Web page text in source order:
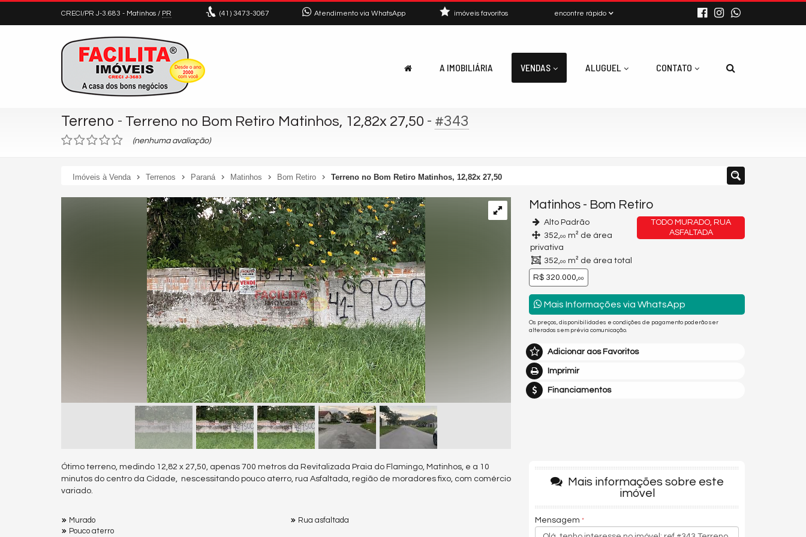
CRECI/PR J-3.683 - Matinhos / PR (41) 3473-3067 Atendimento via WhatsApp encontre rápido
imóveis favoritos
A IMOBILIÁRIA VENDAS ALUGUEL CONTATO
Terreno - Terreno no Bom Retiro Matinhos, 12,82x 27,50 - #343
(nenhuma avaliação)
Imóveis à Venda Terrenos Paraná Matinhos Bom Retiro Terreno no Bom Retiro Matinhos, 12,82x 27,50
Matinhos - Bom Retiro
TODO MURADO, RUA
ASFALTADA
Alto Padrão
352,00 m² de área
privativa
352,00 m² de área total
R$ 320.000,00
Mais Informações via WhatsApp
Os preços, disponibilidades e condições de pagamento poderão ser
alterados sem prévia comunicação.
Adicionar aos Favoritos
Imprimir
Financiamentos
Ótimo terreno, medindo 12,82 x 27,50, apenas 700 metros da Revitalizada Praia do Flamingo, Matinhos, e a 10
minutos do centro da Cidade, nescessitando pouco aterro, rua Asfaltada, região de moradores fixo, com comércio
variado.
Murado
Pouco aterro
Rua asfaltada
Mais informações sobre este
imóvel
Mensagem